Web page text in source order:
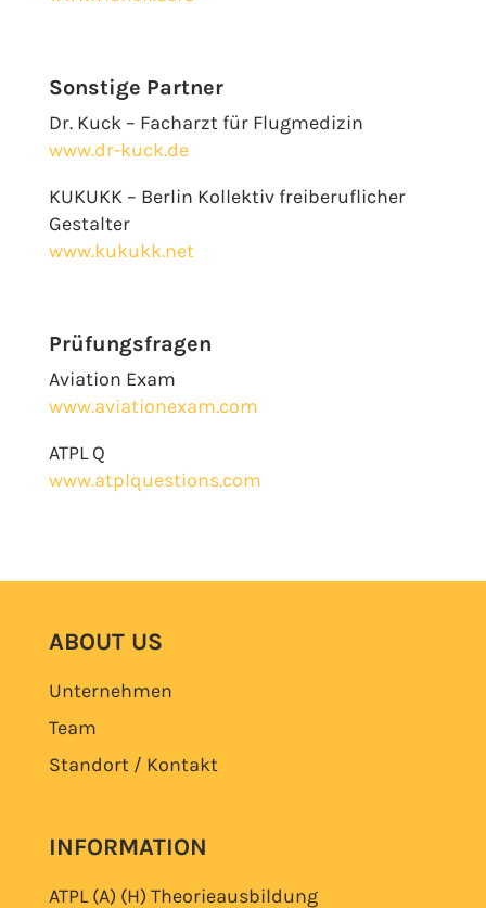
Sonstige Partner
Dr. Kuck – Facharzt für Flugmedizin
www.dr-kuck.de
KUKUKK – Berlin Kollektiv freiberuflicher
Gestalter
www.kukukk.net
Prüfungsfragen
Aviation Exam
www.aviationexam.com
ATPL Q
www.atplquestions.com
ABOUT US
Unternehmen
Team
Standort / Kontakt
INFORMATION
ATPL (A) (H) Theorieausbildung